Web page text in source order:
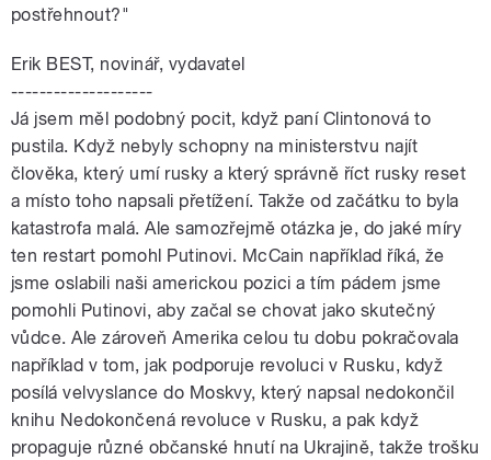
postřehnout?"
Erik BEST, novinář, vydavatel
--------------------
Já jsem měl podobný pocit, když paní Clintonová to
pustila. Když nebyly schopny na ministerstvu najít
člověka, který umí rusky a který správně říct rusky reset
a místo toho napsali přetížení. Takže od začátku to byla
katastrofa malá. Ale samozřejmě otázka je, do jaké míry
ten restart pomohl Putinovi. McCain například říká, že
jsme oslabili naši americkou pozici a tím pádem jsme
pomohli Putinovi, aby začal se chovat jako skutečný
vůdce. Ale zároveň Amerika celou tu dobu pokračovala
například v tom, jak podporuje revoluci v Rusku, když
posílá velvyslance do Moskvy, který napsal nedokončil
knihu Nedokončená revoluce v Rusku, a pak když
propaguje různé občanské hnutí na Ukrajině, takže trošku